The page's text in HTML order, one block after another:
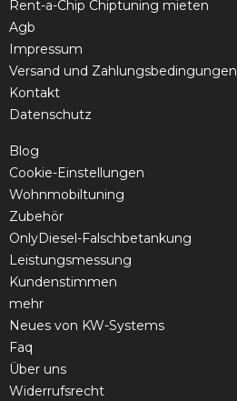
Rent-a-Chip Chiptuning mieten
Agb
Impressum
Versand und Zahlungsbedingungen
Kontakt
Datenschutz
Blog
Cookie-Einstellungen
Wohnmobiltuning
Zubehör
OnlyDiesel-Falschbetankung
Leistungsmessung
Kundenstimmen
mehr
Neues von KW-Systems
Faq
Über uns
Widerrufsrecht